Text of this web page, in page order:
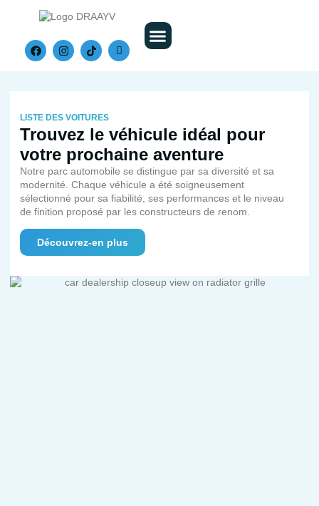
LISTE DES VOITURES
Trouvez le véhicule idéal pour
votre prochaine aventure
Notre parc automobile se distingue par sa diversité et sa
modernité. Chaque véhicule a été soigneusement
sélectionné pour sa fiabilité, ses performances et le niveau
de finition proposé par les constructeurs de renom.
Découvrez-en plus